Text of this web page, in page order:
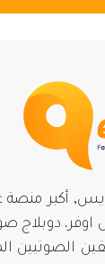
أكبر منصة
دوبلاج
الصوتيين